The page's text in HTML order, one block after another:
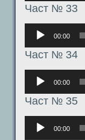
Част № 33
Аудиоплеер
00:00
Част № 34
Аудиоплеер
00:00
Част № 35
Аудиоплеер
00:00